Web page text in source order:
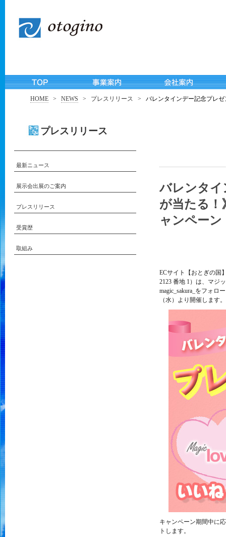
HOME > NEWS > プレスリリース > バレンタインデー記念プレ
プレスリリース
バレンタイ
が当たる！
ャンペーン
ECサイト【おとぎの国
2123 番地 1）は、マジ
magic_sakura_をフォロ
（水）より開催します。
キャンペーン期間中に
トします。
最新ニュース
展示会出展のご案内
プレスリリース
受賞歴
取組み